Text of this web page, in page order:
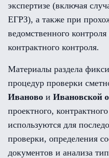
экспертизе (включая
ЕГРЗ), а также при
ведомственного
контрактного контроля.
Материалы раздела
процедур проверки
Иваново и Ивановской
проектного,
используются для
проверки, определения
документов и анализа